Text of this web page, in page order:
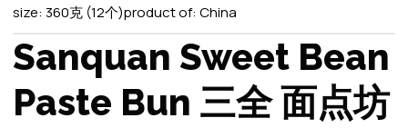
size: 360克 (12个)product of: China
Sanquan Sweet Bean
Paste Bun 三全 面点坊